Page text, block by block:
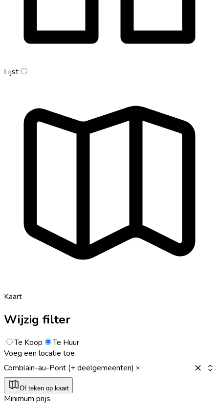
Lijst
Kaart
Wijzig filter
Te Koop
Te Huur
Voeg een locatie toe
Comblain-au-Pont (+ deelgemeenten)
Of teken op kaart
Minimum prijs